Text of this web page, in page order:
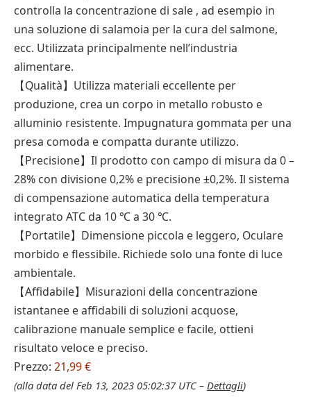
controlla la concentrazione di sale , ad esempio in
una soluzione di salamoia per la cura del salmone,
ecc. Utilizzata principalmente nell’industria
alimentare.
【Qualità】Utilizza materiali eccellente per
produzione, crea un corpo in metallo robusto e
alluminio resistente. Impugnatura gommata per una
presa comoda e compatta durante utilizzo.
【Precisione】Il prodotto con campo di misura da 0 –
28% con divisione 0,2% e precisione ±0,2%. Il sistema
di compensazione automatica della temperatura
integrato ATC da 10 ℃ a 30 ℃.
【Portatile】Dimensione piccola e leggero, Oculare
morbido e flessibile. Richiede solo una fonte di luce
ambientale.
【Affidabile】Misurazioni della concentrazione
istantanee e affidabili di soluzioni acquose,
calibrazione manuale semplice e facile, ottieni
risultato veloce e preciso.
Prezzo: 21,99 €
(alla data del Feb 13, 2023 05:02:37 UTC – Dettagli)